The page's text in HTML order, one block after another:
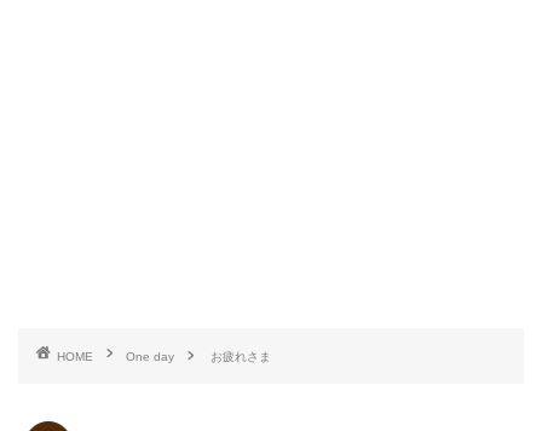
HOME One day お疲れさま